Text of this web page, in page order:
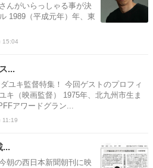
んがいらっしゃる事が決
1989（平成元年）年、東
15:04
...
ユキ監督特集！ 今回ゲストのプロフィ
キ（映画監督） 1975年、北九州市生ま
アワードグラン...
11:19
...
朝の西日本新聞朝刊に映